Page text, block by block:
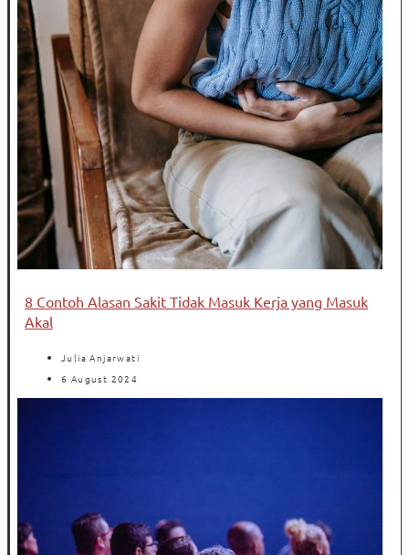
8 Contoh Alasan Sakit Tidak Masuk Kerja yang Masuk
Akal
Julia Anjarwati
6 August 2024